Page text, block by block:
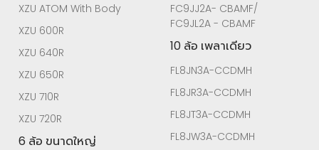
XZU ATOM With Body
XZU 600R
XZU 640R
XZU 650R
XZU 710R
XZU 720R
6 ล้อ ขนาดใหญ่
FC9JJ2A- CBAMF/
FC9JL2A - CBAMF
10 ล้อ เพลาเดียว
FL8JN3A-CCDMH
FL8JR3A-CCDMH
FL8JT3A-CCDMH
FL8JW3A-CCDMH